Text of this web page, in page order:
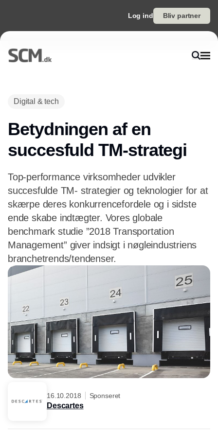
Log ind Bliv partner
Digital & tech
Betydningen af en
succesfuld TM-strategi
Top-performance virksomheder udvikler
succesfulde TM- strategier og teknologier for at
skærpe deres konkurrencefordele og i sidste
ende skabe indtægter. Vores globale
benchmark studie ”2018 Transportation
Management” giver indsigt i nøgleindustriens
branchetrends/tendenser.
16.10.2018 Sponseret
Descartes